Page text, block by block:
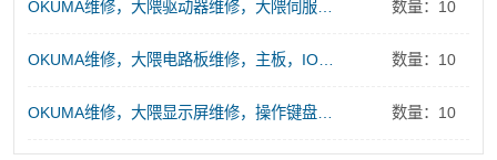
OKUMA维修，大隈驱动器维修，大隈伺服电源维修 数量：10
OKUMA维修，大隈电路板维修，主板，IO板、存储板、控制板维修 数量：10
OKUMA维修，大隈显示屏维修，操作键盘维修 数量：10